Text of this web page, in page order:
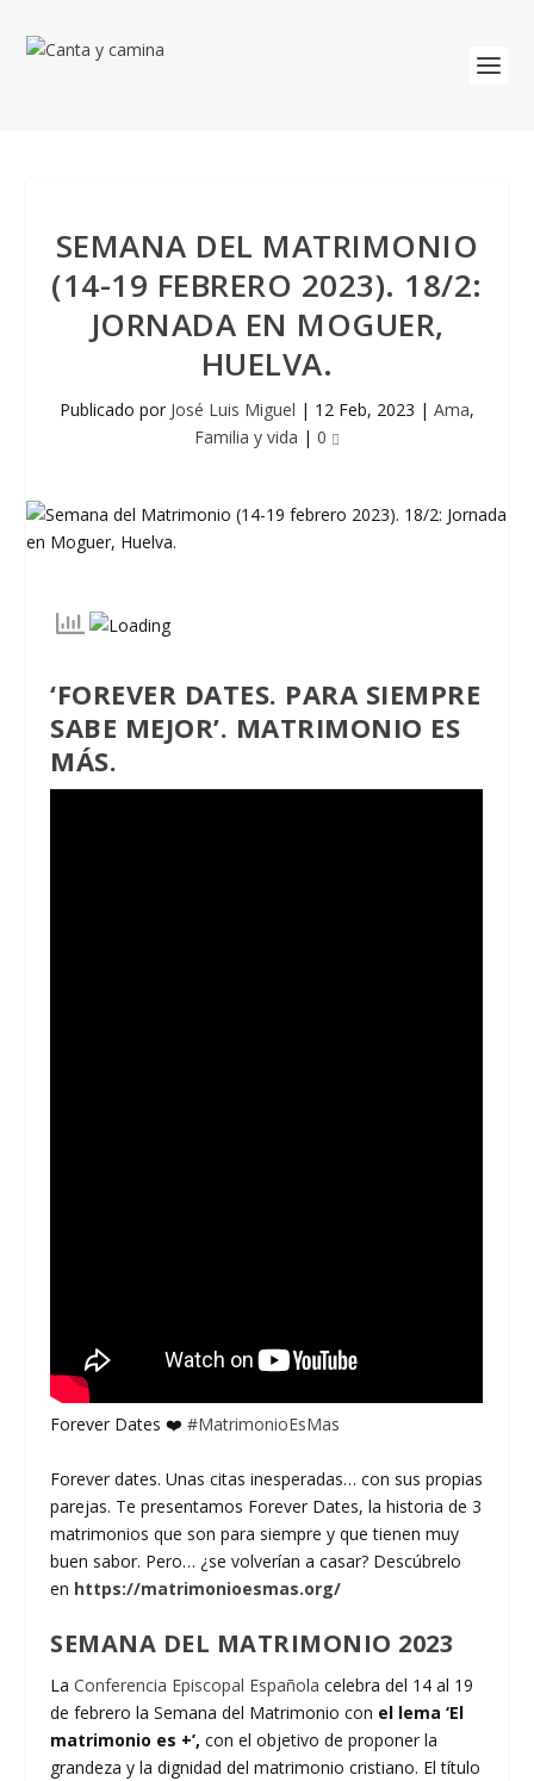
SEMANA DEL MATRIMONIO
(14-19 FEBRERO 2023). 18/2:
JORNADA EN MOGUER,
HUELVA.
Publicado por José Luis Miguel | 12 Feb, 2023 | Ama,
Familia y vida | 0
‘FOREVER DATES. PARA SIEMPRE
SABE MEJOR’. MATRIMONIO ES
MÁS.
Forever Dates ❤️#MatrimonioEsMas
Forever dates. Unas citas inesperadas… con sus propias
parejas. Te presentamos Forever Dates, la historia de 3
matrimonios que son para siempre y que tienen muy
buen sabor. Pero… ¿se volverían a casar? Descúbrelo
en https://matrimonioesmas.org/
SEMANA DEL MATRIMONIO 2023
LaConferencia Episcopal Española celebra del 14 al 19
de febrero la Semana del Matrimonio con el lema ‘El
matrimonio es +’,con el objetivo de proponer la
grandeza y la dignidad del matrimonio cristiano. El título